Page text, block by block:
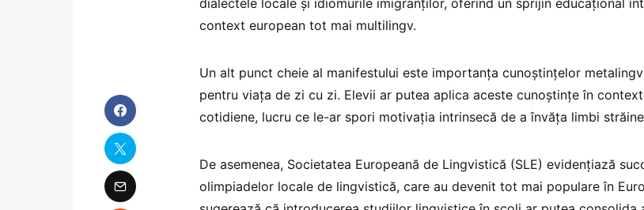
context european tot mai multilingv.
Un alt punct cheie al manifestului este importanța cunoștințelor
pentru viața de zi cu zi. Elevii ar putea aplica aceste cunoștințe în
cotidiene, lucru ce le-ar spori motivația intrinsecă de a învăța limbi
De asemenea, Societatea Europeană de Lingvistică (SLE) evidențiază
olimpiadelor locale de lingvistică, care au devenit tot mai populare în